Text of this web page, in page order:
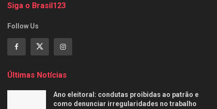
Siga o Brasil123
Follow Us
Últimas Notícias
Ano eleitoral: condutas proibidas ao patrão e
como denunciar irregularidades no trabalho